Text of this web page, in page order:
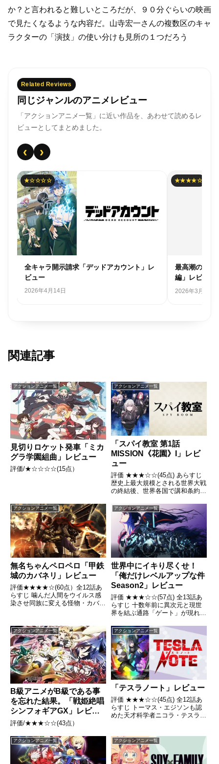
か？と言われると難しいところだが、
９０分ぐらいの映画
で見たくなるような内容だ。 山寺宏一さんの複数区のキャ
ラクターの「演技」の使い分けも見所の１つだろう
Related Reviews
同じジャンルのアニメレビュー
「アクションアニメ一覧」に近い作品を、あわせて読めるレ
ビューとしてまとめました。
‹ ›
★☆☆☆☆
全キャラ開示請求「デッドアカウント」レ
ビュー
2026年4月14日
★★★★☆
最高潮の圧巻
編」レビュー
2026年3月31日
関連記事
アクションアニメ一覧
見切りロケット発車「ミカ
グラ学園組曲」レビュー
評価/★☆☆☆☆(15点）
アクションアニメ一覧
「スパイ教室 第1話
MISSION《花園》I」レビ
ュー
評価 ★★★☆☆(45点) あらすじ
歴史上最大規模とされる世界大戦
の終結後、世界各国で講和条約が
が設立された。引用- Wikipedia
アクションアニメ一覧
無名ちゃんペロペロ「甲鉄
城のカバネリ」レビュー
評価★★★★☆(60点）全12話あ
らすじ 噛んだ人間をウイルス感
染させ同族に変える怪物・カバネ
を駿城という装甲蒸気機関車で往
来するというカバネから隔離され
た堅牢なインフラを整備する...
アクションアニメ一覧
世界中にイキり尽くせ！
「俺だけレベルアップな件
Season2」レビュー
評価 ★★★☆☆(57点) 全13話あ
らすじ 十数年前に異次元と現世
界を結ぶ通路「ゲート」が現れた
ター」と呼ばれる超常的な能力を
持った覚醒者たちが出現し、ゲー
ト内のダンジョンに潜むモンスタ
ーを倒して大きな対価を...
アクションアニメ一覧
B級アニメがB級である事
を忘れた結果。「戦姫絶唱
シンフォギアGX」レビュ
ー
評価/★★★☆☆(43点）
アクションアニメ一覧
「テスラノート」レビュー
評価 ★★★☆☆(45点) 全12話あ
らすじ トーマス・エジソンも認
めた天才科学者ニコラ・テスラ
した。時は流れて現在。引用-
Wikipedia
アクションアニメ一覧 アクションアニメ一覧